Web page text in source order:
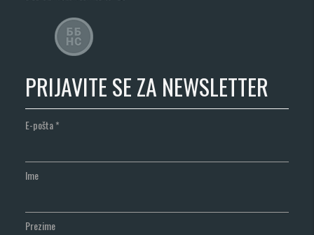
PRIJAVITE SE ZA NEWSLETTER
E-pošta*
Ime
Prezime